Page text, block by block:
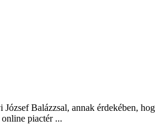
Balázzsal, annak érdekében,
piactér ...